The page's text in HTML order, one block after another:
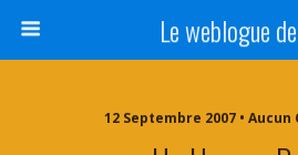
Le weblogue
12 Septembre 2007 •